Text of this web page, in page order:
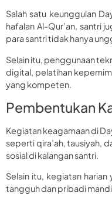
Salah satu keunggulan
hafalan Al-Qur’an, santri
para santri tidak hanya
Selain itu, penggunaan
digital, pelatihan
yang kompeten.
Pembentukan
Kegiatan keagamaan di
seperti qira’ah, tausiyah,
sosial di kalangan santri.
Selain itu, kegiatan
tangguh dan pribadi